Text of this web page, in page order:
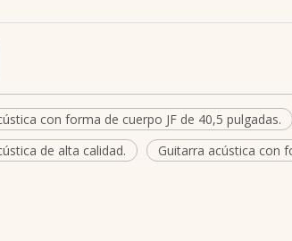
con forma de cuerpo JF de 40,5 pulgadas.
de alta calidad.
Guitarra acústica con